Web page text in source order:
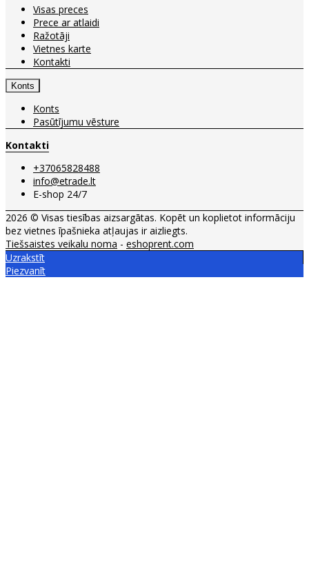
Visas preces
Prece ar atlaidi
Ražotāji
Vietnes karte
Kontakti
Konts
Konts
Pasūtījumu vēsture
Kontakti
+37065828488
info@etrade.lt
E-shop 24/7
2026 © Visas tiesības aizsargātas. Kopēt un koplietot informāciju
bez vietnes īpašnieka atļaujas ir aizliegts.
Tiešsaistes veikalu noma - eshoprent.com
Uzrakstīt
Piezvanīt